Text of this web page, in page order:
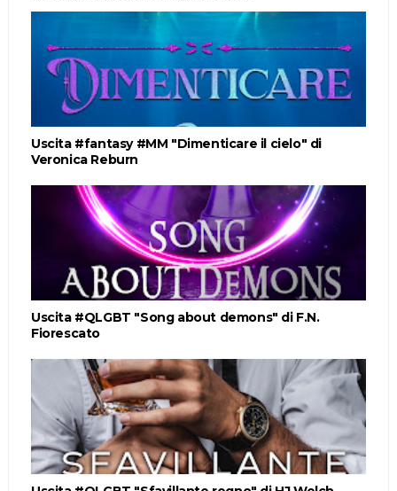
Uscita #fantasy #MM "Dimenticare il cielo" di
Veronica Reburn
Uscita #QLGBT "Song about demons" di F.N.
Fiorescato